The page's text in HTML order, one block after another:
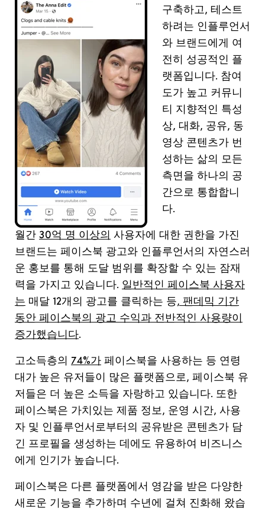
구축하고, 테스트
하려는 인플루언서
와 브랜드에게
여
전히
성공적인 플
랫폼입니다. 참여
도가 높고 커뮤니
티
지향적인 특성
상, 대화, 공유, 동
영상 콘텐츠가 번
성하는 삶의 모든
측면을 하나의 공
간으로 통합합니
다.
월간 30억 명 이상의 사용자에 대한 권한을 가진
브랜드는 페이스북 광고와 인플루언서의 자연스러
운 홍보를 통해 도달 범위를 확장할 수 있는 잠재
력을 가지고 있습니다. 일반적인 페이스북 사용자
는 매달 12개의 광고를 클릭하는 등, 팬데믹 기간
동안 페이스북의 광고 수익과 전반적인 사용량이
증가했습니다.
고소득층의 74%가 페이스북을 사용하는 등 연령
대가 높은 유저들이 많은 플랫폼으로, 페이스북 유
저들은 더 높은 소득을 자랑하고 있습니다. 또한
페이스북은 가치있는 제품 정보, 운영 시간, 사용
자 및 인플루언서로부터의 공유받은 콘텐츠가 담
긴 프로필을 생성하는 데에도 유용하여 비즈니스
에게
인기가 높습니다.
페이스북은 다른 플랫폼에서 영감을 받은 다양한
새로운 기능을 추가하며 수년에 걸쳐 진화해 왔습